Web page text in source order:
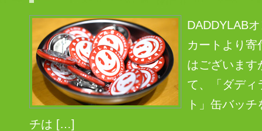
DADDYLAB
カートより寄
はございます
て、「ダディ
ト」缶バッ
チは […]